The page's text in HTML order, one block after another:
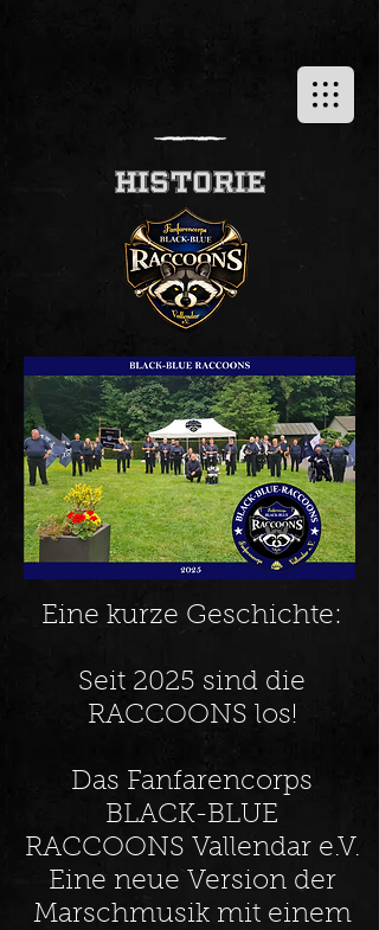
Historie
Eine kurze Geschichte:
Seit 2025 sind die
RACCOONS los!
Das Fanfarencorps
BLACK-BLUE
RACCOONS Vallendar e.V.
Eine neue Version der
Marschmusik mit einem